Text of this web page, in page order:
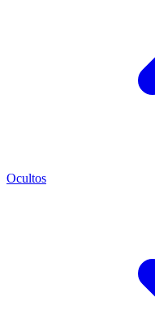
Ocultos